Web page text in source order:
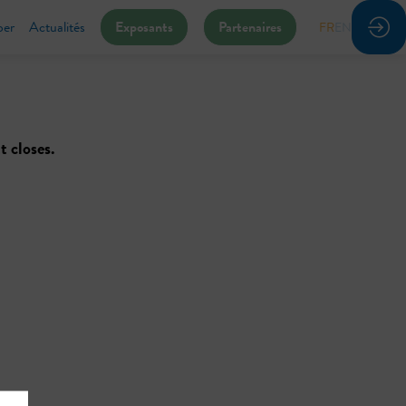
Actualités Exposants Partenaires FR
closes.